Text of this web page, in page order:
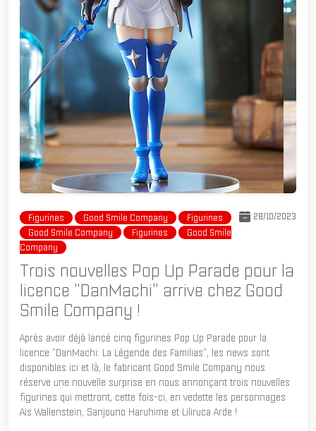
Figurines Good Smile Company
Figurines
Good Smile Company
Figurines
Good Smile
Company
28/10/2023
Trois nouvelles Pop Up Parade pour la
licence "DanMachi" arrive chez Good
Smile Company !
Après avoir déjà lancé cinq figurines Pop Up Parade pour la
licence "DanMachi: La Légende des Familias", les news sont
disponibles ici et là, le fabricant Good Smile Company nous
réserve une nouvelle surprise en nous annonçant trois nouvelles
figurines qui mettront, cette fois-ci, en vedette les personnages
Ais Wallenstein, Sanjouno Haruhime et Liliruca Arde !